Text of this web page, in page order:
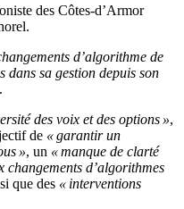
des Côtes-d’Armor
d’algorithme de
dans sa gestion depuis son
des voix et des options »,
de « garantir un
», un « manque de clarté
d’algorithmes
que des « interventions